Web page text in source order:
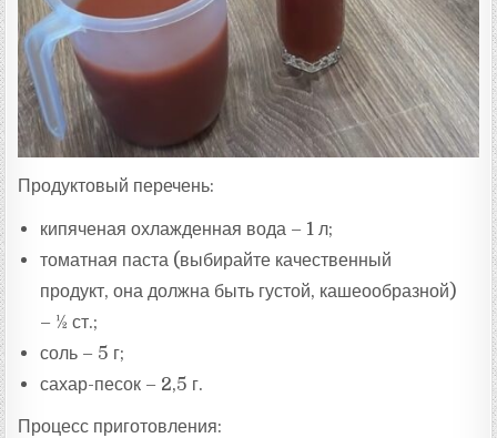
Продуктовый перечень:
кипяченая охлажденная вода – 1 л;
томатная паста (выбирайте качественный
продукт, она должна быть густой, кашеообразной)
– ½ ст.;
соль – 5 г;
сахар-песок – 2,5 г.
Процесс приготовления: